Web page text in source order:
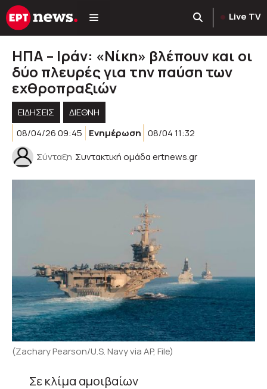
Μετάβαση
σε
Live TV
ΗΠΑ – Ιράν: «Νίκη» βλέπουν και οι
δύο πλευρές για την παύση των
εχθροπραξιών
ΕΙΔΗΣΕΙΣ
ΔΙΕΘΝΗ
08/04/26 09:45
Ενημέρωση 08/04 11:32
Σύνταξη Συντακτική ομάδα ertnews.gr
(Zachary Pearson/U.S. Navy via AP, File)
Σε κλίμα αμοιβαίων